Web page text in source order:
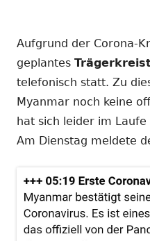
Aufgrund der Corona-
geplantes
telefonisch statt. Zu
Myanmar noch keine
hat sich leider im
Am Dienstag meldete